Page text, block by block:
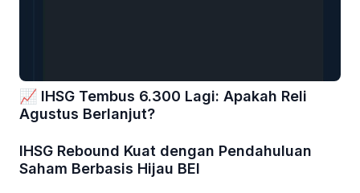
📈 IHSG Tembus 6.300 Lagi: Apakah Reli
Agustus Berlanjut?
IHSG Rebound Kuat dengan Pendahuluan
Saham Berbasis Hijau BEI